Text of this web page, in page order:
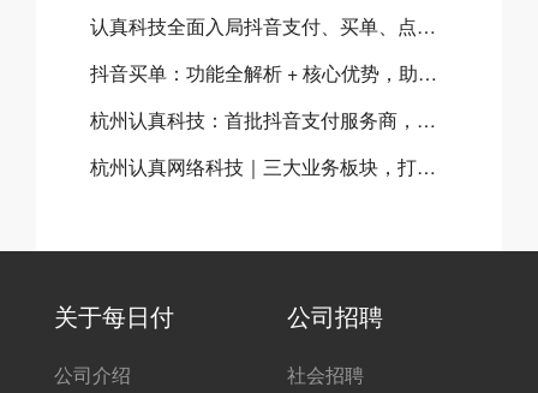
认真科技全面入局抖音支付、买单、点餐三大体系，共建本地生活数字化新生态
抖音买单：功能全解析 + 核心优势，助力本地商家流量与营收双增长
杭州认真科技：首批抖音支付服务商，全链路赋能本地生活商业升级
杭州认真网络科技｜三大业务板块，打造实体商家数字化经营闭环
关于每日付
公司介绍
公司招聘
社会招聘